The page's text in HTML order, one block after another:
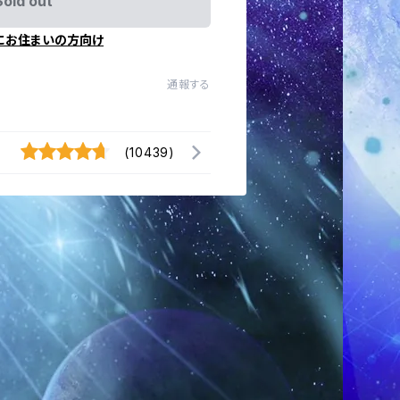
お住まいの方向け
通報する
(10439)